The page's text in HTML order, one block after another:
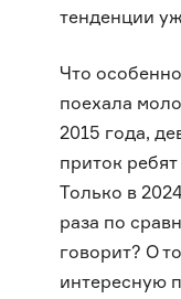
тенденции
Что
поехала
2015 года,
приток ребят
Только в
раза по
говорит? О
интересную